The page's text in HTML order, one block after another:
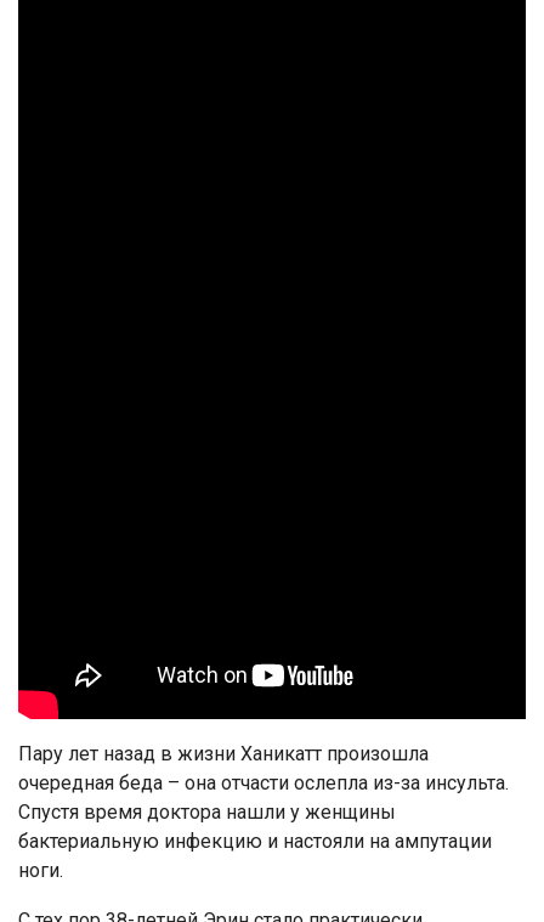
Пару лет назад в жизни Ханикатт произошла
очередная беда – она отчасти ослепла из-за инсульта.
Спустя время доктора нашли у женщины
бактериальную инфекцию и настояли на ампутации
ноги.